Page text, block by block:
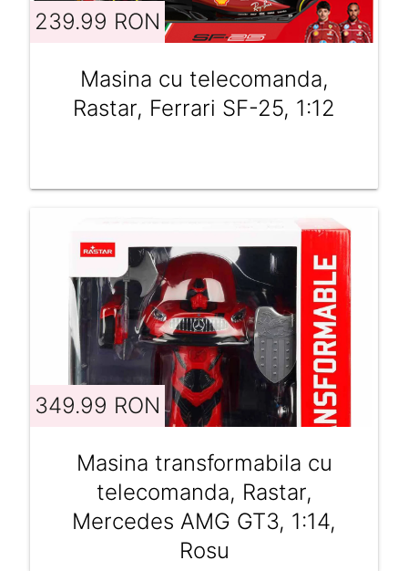
239.99 RON
Masina cu telecomanda,
Rastar, Ferrari SF-25, 1:12
349.99 RON
Masina transformabila cu
telecomanda, Rastar,
Mercedes AMG GT3, 1:14,
Rosu